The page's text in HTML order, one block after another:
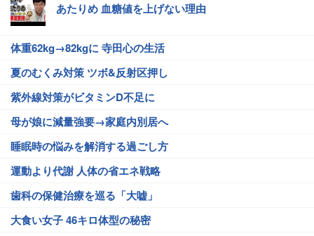
あたりめ 血糖値を上げない理由
体重62kg→82kgに 寺田心の生活
夏のむくみ対策 ツボ&反射区押し
紫外線対策がビタミンD不足に
母が娘に減量強要→家庭内別居へ
睡眠時の悩みを解消する過ごし方
運動より代謝 人体の省エネ戦略
歯科の保健治療を巡る「大嘘」
大食い女子 46キロ体型の秘密